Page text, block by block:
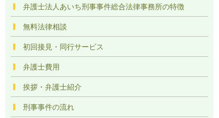
弁護士法人あいち刑事事件総合法律事務所の特徴
無料法律相談
初回接見・同行サービス
弁護士費用
挨拶・弁護士紹介
刑事事件の流れ